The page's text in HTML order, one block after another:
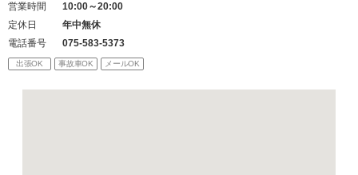
営業時間
10:00～20:00
定休日
年中無休
電話番号
075-583-5373
出張OK 事故車OK メールOK